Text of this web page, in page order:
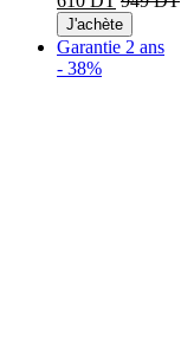
J'achète
Garantie 2 ans
- 38%